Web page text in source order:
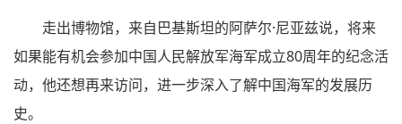
走出博物馆，来自巴基斯坦的阿萨尔·尼亚兹说，将来
如果能有机会参加中国人民解放军海军成立80周年的纪念活
动，他还想再来访问，进一步深入了解中国海军的发展历
史。